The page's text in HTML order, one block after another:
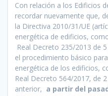
Con relación a los Edificios
recordar nuevamente que,
la Directiva 2010/31/UE
energética de edificios,
Real Decreto 235/2013 de
el procedimiento básico
energética de los edificios,
Real Decreto 564/2017, de
anterior, a partir del